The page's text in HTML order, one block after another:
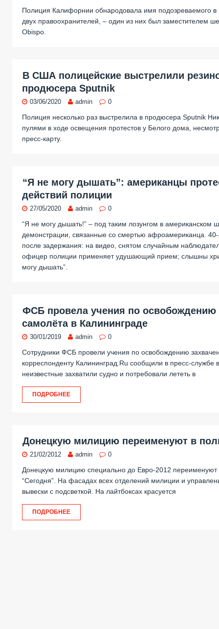
Полиция Калифорнии обнародовала имя подозреваемого в
двух правоохранителей, – один из них был заместителем
Obispo.
В США полицейские выстрелили
продюсера Sputnik
03/06/2020 admin 0
Полиция несколько раз выстрелила в продюсера Sputnik
пулями в ходе освещения протестов у Белого дома,
пресс-карту.
“Я не могу дышать”: американцы
действий полиции
27/05/2020 admin 0
“Я не могу дышать!” – под таким лозунгом в американском
демонстрации, связанные со смертью афроамериканца.
после задержания: на видео, снятом случайным
офицер полиции применяет удушающий прием; слышны
могу дышать”.
ФСБ провела учения по освобождению
самолёта в Калининграде
30/01/2019 admin 0
Сотрудники ФСБ провели учения по освобождению
корреспонденту Калининград.Ru сообщили в пресс-службе
неизвестные захватили судно и потребовали лететь в
ПОДРОБНЕЕ
Донецкую милицию переименуют в
21/02/2012 admin 0
Донецкую милицию специально до Евро-2012
“Сегодня”. На фасадах всех отделений милиции и
вывески с подсветкой. На лайтбоксах красуется
ПОДРОБНЕЕ